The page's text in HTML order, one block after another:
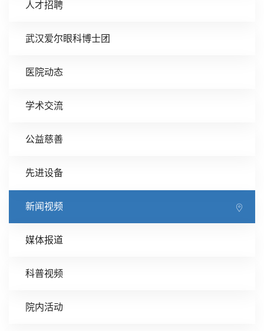
人才招聘
武汉爱尔眼科博士团
医院动态
学术交流
公益慈善
先进设备
新闻视频
媒体报道
科普视频
院内活动